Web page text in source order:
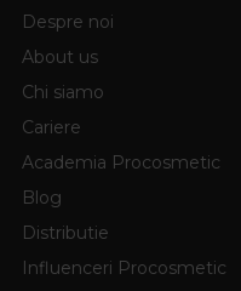
Despre noi
About us
Chi siamo
Cariere
Academia Procosmetic
Blog
Distributie
Influenceri Procosmetic